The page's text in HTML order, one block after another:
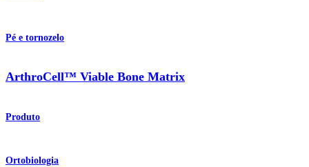
Pé e tornozelo
ArthroCell™ Viable Bone Matrix
Produto
Ortobiologia